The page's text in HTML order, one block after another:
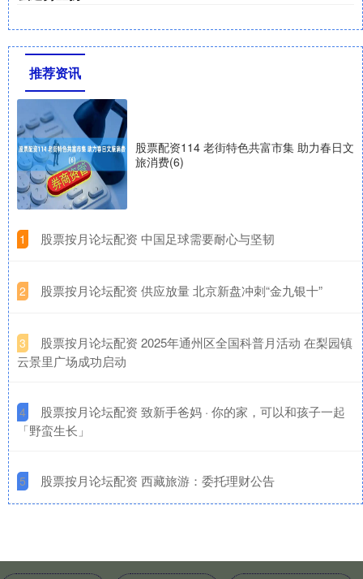
推荐资讯
股票配资114 老街特色共富市集 助力春日文
旅消费(6)
1 ​股票按月论坛配资 中国足球需要耐心与坚韧
2 ​股票按月论坛配资 供应放量 北京新盘冲刺“金九银十”
3
​股票按月论坛配资 2025年通州区全国科普月活动 在梨园镇
云景里广场成功启动
4
​股票按月论坛配资 致新手爸妈 · 你的家，可以和孩子一起
「野蛮生长」
5 ​股票按月论坛配资 西藏旅游：委托理财公告